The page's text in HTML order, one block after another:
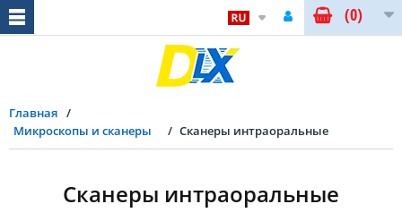
(0)
Главная
Микроскопы и сканеры
Сканеры интраоральные
Сканеры интраоральные